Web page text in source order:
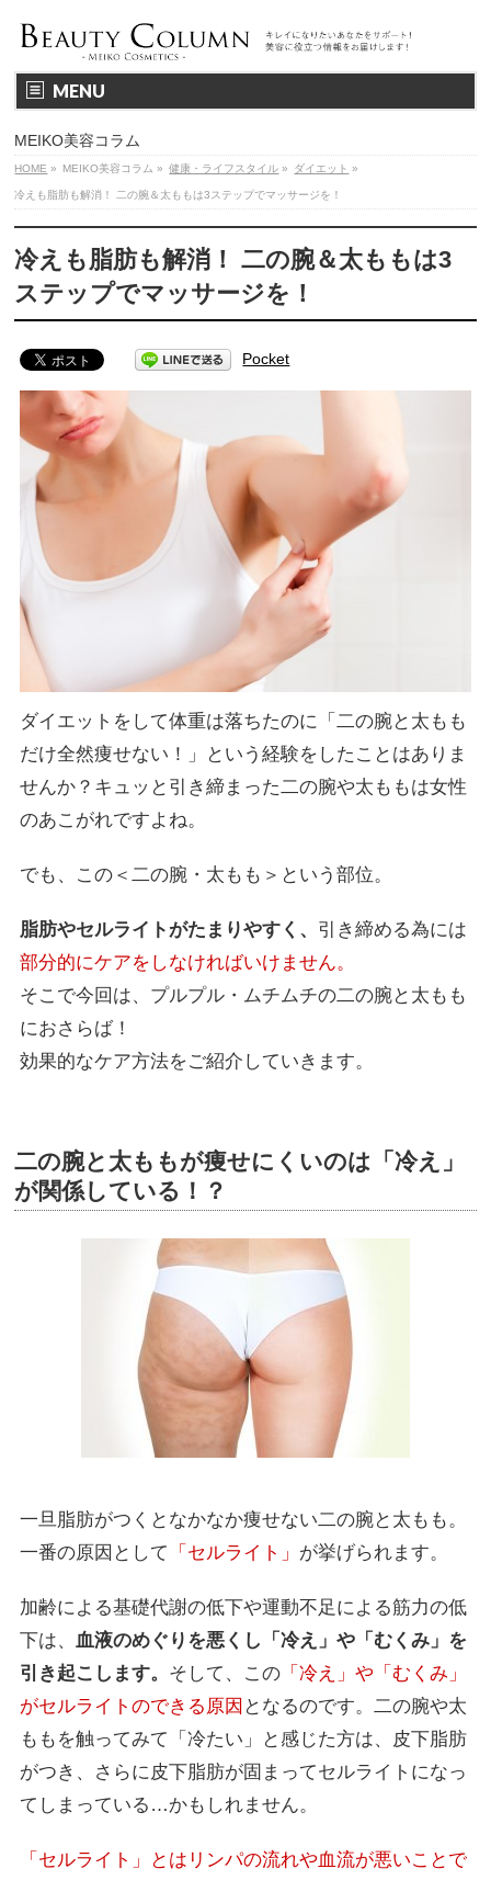
MENU
MEIKO美容コラム
HOME » MEIKO美容コラム » 健康・ライフスタイル » ダイエット »
冷えも脂肪も解消！ 二の腕＆太ももは3ステップでマッサージを！
冷えも脂肪も解消！ 二の腕＆太ももは3
ステップでマッサージを！
Pocket
ダイエットをして体重は落ちたのに「二の腕と太もも
だけ全然痩せない！」という経験をしたことはありま
せんか？キュッと引き締まった二の腕や太ももは女性
のあこがれですよね。
でも、この＜二の腕・太もも＞という部位。
脂肪やセルライトがたまりやすく、 引き締める為には
部分的にケアをしなければいけません。
そこで今回は、プルプル・ムチムチの二の腕と太もも
におさらば！
効果的なケア方法をご紹介していきます。
二の腕と太ももが痩せにくいのは「冷え」
が関係している！？
一旦脂肪がつくとなかなか痩せない二の腕と太もも。
一番の原因として
「セルライト」 が挙げられます。
加齢による基礎代謝の低下や運動不足による筋力の低
下は、 血液のめぐりを悪くし「冷え」や「むくみ」を
引き起こします。 そして、この 「冷え」や「むくみ」
がセルライトのできる原因 となるのです。二の腕や太
ももを触ってみて「冷たい」と感じた方は、皮下脂肪
がつき、さらに皮下脂肪が固まってセルライトになっ
てしまっている…かもしれません。
「セルライト」とはリンパの流れや血流が悪いことで